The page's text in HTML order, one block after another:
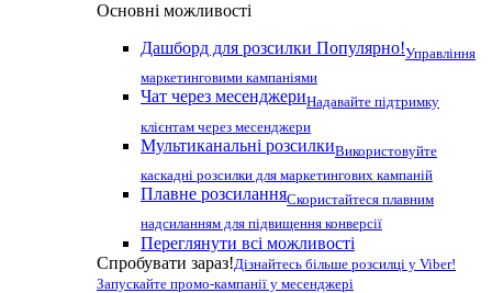
Основні можливості
Дашборд для розсилки Популярно!Управління
маркетинговими кампаніями
Чат через месенджериНадавайте підтримку
клієнтам через месенджери
Мультиканальні розсилкиВикористовуйте
каскадні розсилки для маркетингових кампаній
Плавне розсиланняСкористайтеся плавним
надсиланням для підвищення конверсії
Переглянути всі можливості
Спробувати зараз!Дізнайтесь більше розсилці у Viber!
Запускайте промо-кампанії у месенджері